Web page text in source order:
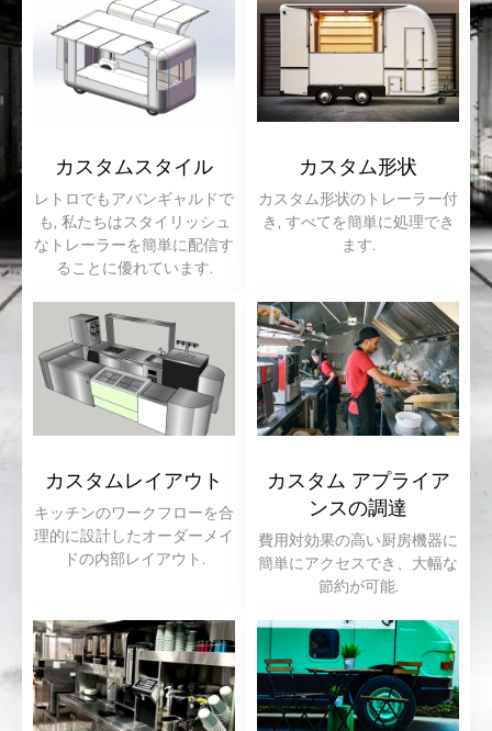
カスタムスタイル
レトロでもアバンギャルドで
も, 私たちはスタイリッシュ
なトレーラーを簡単に配信す
ることに優れています.
カスタム形状
カスタム形状のトレーラー付
き, すべてを簡単に処理でき
ます.
カスタムレイアウト
キッチンのワークフローを合
理的に設計したオーダーメイ
ドの内部レイアウト.
カスタム アプライア
ンスの調達
費用対効果の高い厨房機器に
簡単にアクセスでき、大幅な
節約が可能.